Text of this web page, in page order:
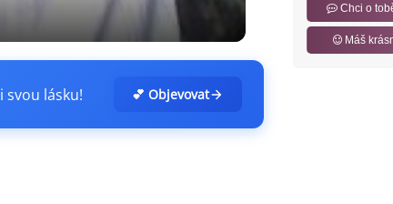
svou lásku! 💕 Objevovat
Chci o
Máš